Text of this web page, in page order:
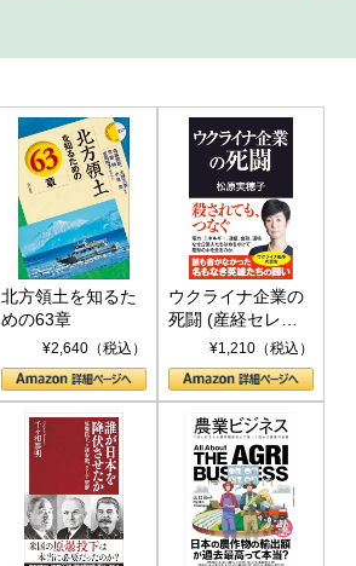
北方領土を知るた
めの63章
¥2,640（税込）
ウクライナ企業の
死闘 (産経セレク
ト S 039)¥1,210（税込）